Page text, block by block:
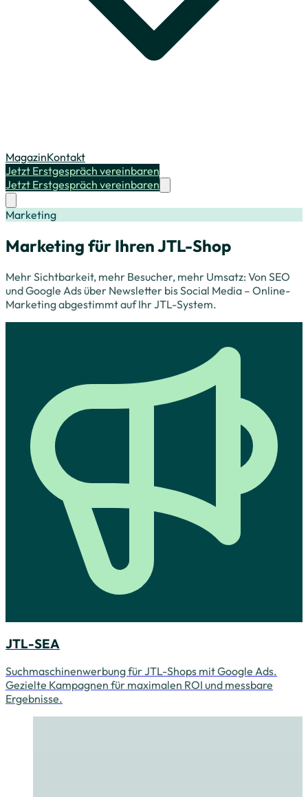
MagazinKontakt
Jetzt Erstgespräch vereinbaren
Jetzt Erstgespräch vereinbaren
Marketing
Marketing für Ihren JTL-Shop
Mehr Sichtbarkeit, mehr Besucher, mehr Umsatz: Von SEO
und Google Ads über Newsletter bis Social Media – Online-
Marketing abgestimmt auf Ihr JTL-System.
JTL-SEA
Suchmaschinenwerbung für JTL-Shops mit Google Ads.
Gezielte Kampagnen für maximalen ROI und messbare
Ergebnisse.